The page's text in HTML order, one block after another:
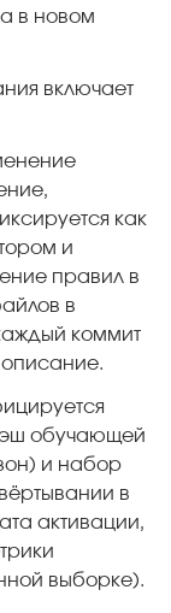
в новом
включает
как
и
правил в
в
коммит
описание.
обучающей
и набор
в
активации,
выборке).